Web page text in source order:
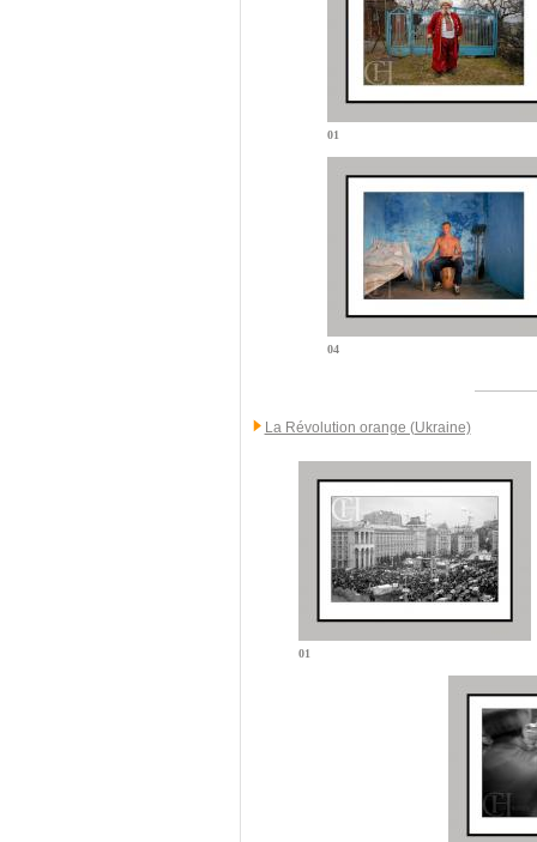
01
04
La Révolution orange (Ukraine)
01